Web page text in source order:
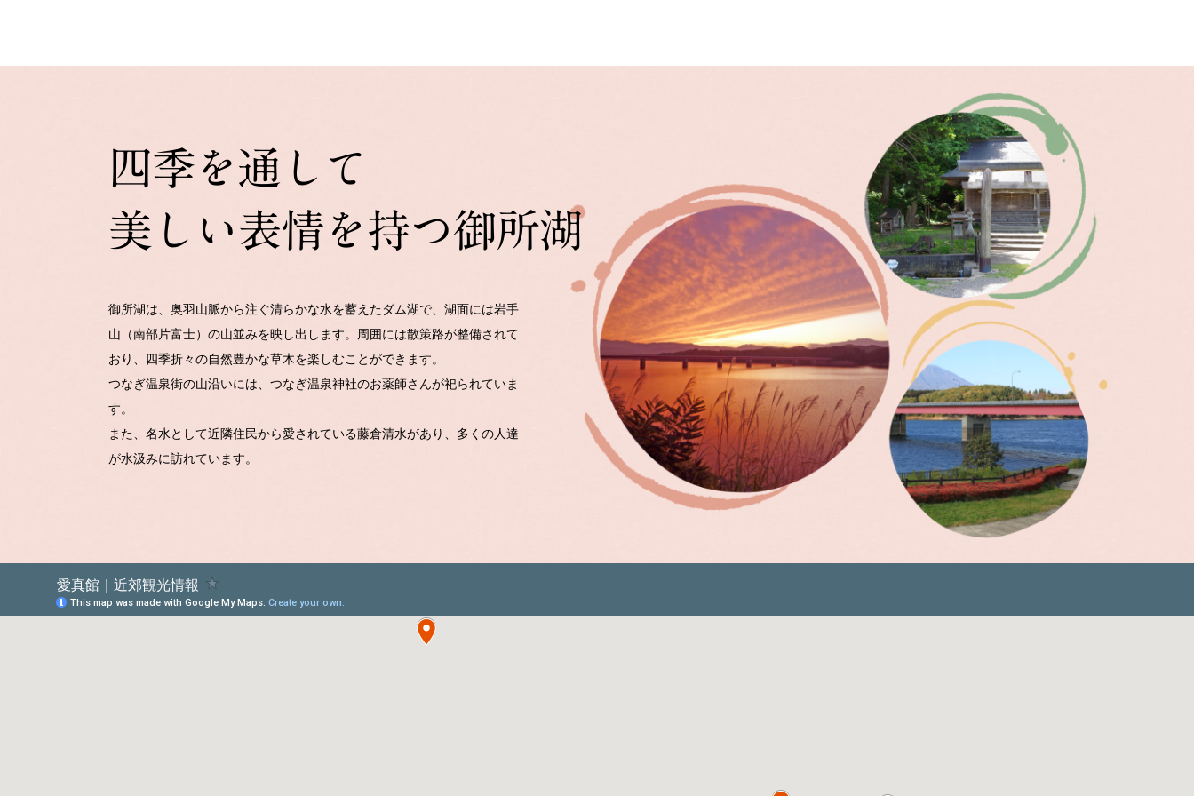
御所湖は、奥羽山脈から注ぐ清らかな水を蓄えたダム湖で、湖面には岩手
山（南部片富士）の山並みを映し出します。周囲には散策路が整備されて
おり、四季折々の自然豊かな草木を楽しむことができます。
つなぎ温泉街の山沿いには、つなぎ温泉神社のお薬師さんが祀られていま
す。
また、名水として近隣住民から愛されている藤倉清水があり、多くの人達
が水汲みに訪れています。